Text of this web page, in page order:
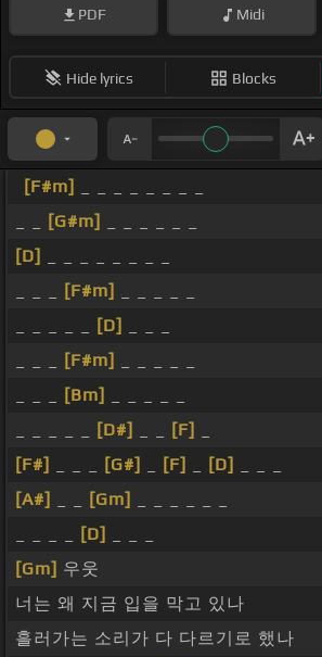
PDF Midi
Hide lyrics Blocks
[F#m]
[G#m]
[D]
[F#m]
[D]
[F#m]
[Bm]
[D#] [F]
[F#]
[G#] [F] [D]
[A#]
[Gm]
[D]
[Gm] 우웃
너는 왜 지금 입을 막고 있나
흘러가는 소리가 다 다르기로 했나